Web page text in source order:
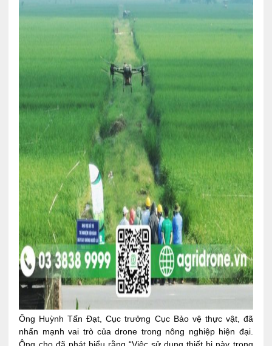
Ông Huỳnh Tấn Đạt, Cục trưởng Cục Bảo vệ thực vật, đã
nhấn mạnh vai trò của drone trong nông nghiệp hiện đại.